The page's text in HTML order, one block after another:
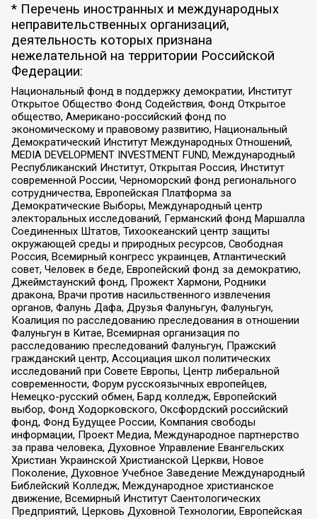
* Перечень иностранных и международных
неправительственных организаций,
деятельность которых признана
нежелательной на территории Российской
Федерации:
Национальный фонд в поддержку демократии, Институт
Открытое Общество Фонд Содействия, Фонд Открытое
общество, Американо-российский фонд по
экономическому и правовому развитию, Национальный
Демократический Институт Международных Отношений,
MEDIA DEVELOPMENT INVESTMENT FUND, Международный
Республиканский Институт, Открытая Россия, Институт
современной России, Черноморский фонд регионального
сотрудничества, Европейская Платформа за
Демократические Выборы, Международный центр
электоральных исследований, Германский фонд Маршалла
Соединенных Штатов, Тихоокеанский центр защиты
окружающей среды и природных ресурсов, Свободная
Россия, Всемирный конгресс украинцев, Атлантический
совет, Человек в беде, Европейский фонд за демократию,
Джеймстаунский фонд, Прожект Хармони, Родники
дракона, Врачи против насильственного извлечения
органов, Фалунь Дафа, Друзья Фалуньгун, Фалуньгун,
Коалиция по расследованию преследования в отношении
Фалуньгун в Китае, Всемирная организация по
расследованию преследований Фалуньгун, Пражский
гражданский центр, Ассоциация школ политических
исследований при Совете Европы, Центр либеральной
современности, Форум русскоязычных европейцев,
Немецко-русский обмен, Бард колледж, Европейский
выбор, Фонд Ходорковского, Оксфордский российский
фонд, Фонд Будущее России, Компания свободы
информации, Проект Медиа, Международное партнерство
за права человека, Духовное Управление Евангельских
Христиан Украинской Христианской Церкви, Новое
Поколение, Духовное Учебное Заведение Международный
Библейский Колледж, Международное христианское
движение, Всемирный Институт Саентологических
Предприятий, Церковь Духовной Технологии, Европейская